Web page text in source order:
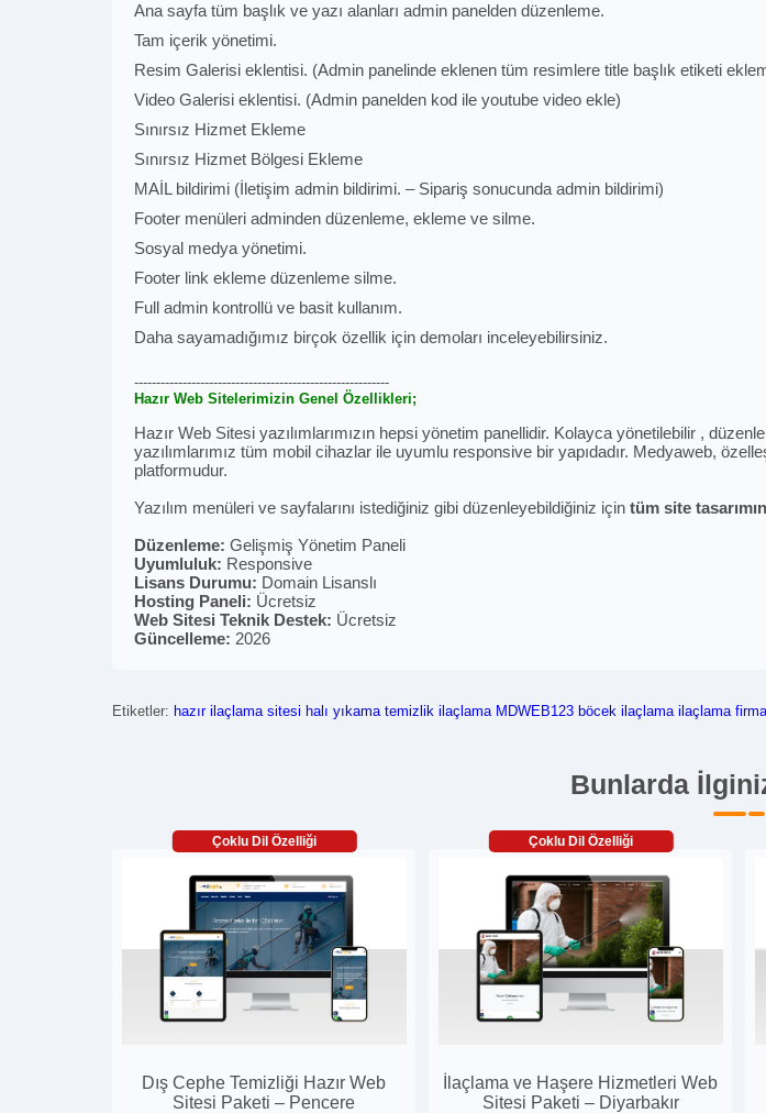
Ana sayfa tüm başlık ve yazı alanları admin panelden düzenleme.
Tam içerik yönetimi.
Resim Galerisi eklentisi. (Admin panelinde eklenen tüm resimlere title başlık etiketi
Video Galerisi eklentisi. (Admin panelden kod ile youtube video ekle)
Sınırsız Hizmet Ekleme
Sınırsız Hizmet Bölgesi Ekleme
MAİL bildirimi (İletişim admin bildirimi. – Sipariş sonucunda admin bildirimi)
Footer menüleri adminden düzenleme, ekleme ve silme.
Sosyal medya yönetimi.
Footer link ekleme düzenleme silme.
Full admin kontrollü ve basit kullanım.
Daha sayamadığımız birçok özellik için demoları inceleyebilirsiniz.
----------------------------------------------------------
Hazır Web Sitelerimizin Genel Özellikleri;
Hazır Web Sitesi yazılımlarımızın hepsi yönetim panellidir. Kolayca yönetilebilir ,
yazılımlarımız tüm mobil cihazlar ile uyumlu responsive bir yapıdadır. Medyaweb,
platformudur.
Yazılım menüleri ve sayfalarını istediğiniz gibi düzenleyebildiğiniz için tüm site
Düzenleme: Gelişmiş Yönetim Paneli
Uyumluluk: Responsive
Lisans Durumu: Domain Lisanslı
Hosting Paneli: Ücretsiz
Web Sitesi Teknik Destek: Ücretsiz
Güncelleme: 2026
Etiketler: hazır ilaçlama sitesi halı yıkama temizlik ilaçlama MDWEB123 böcek ilaçlama ilaçlama
Bunlarda
Çoklu Dil Özelliği
Dış Cephe Temizliği Hazır Web
Sitesi Paketi – Pencere
Çoklu Dil Özelliği
İlaçlama ve Haşere Hizmetleri Web
Sitesi Paketi – Diyarbakır